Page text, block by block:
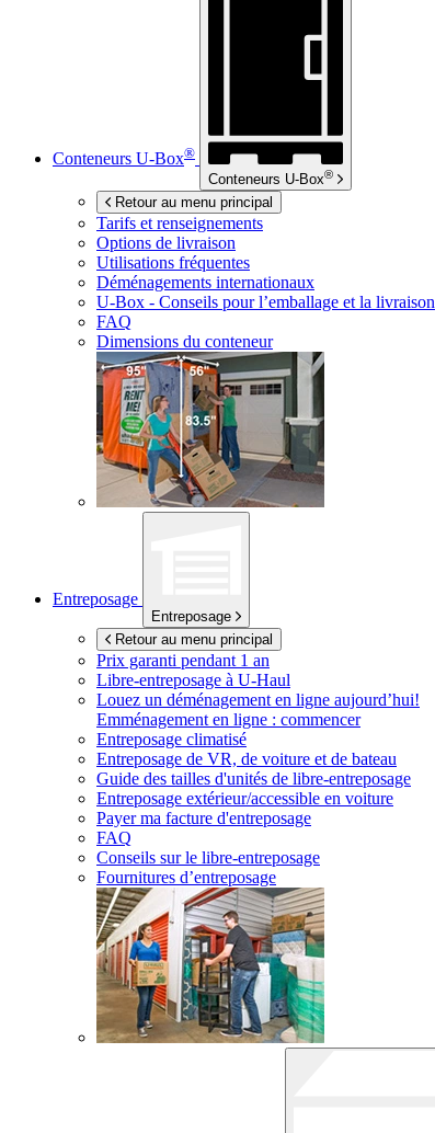
Conteneurs U-Box®
Conteneurs U-Box®
Retour au menu principal
Tarifs et renseignements
Options de livraison
Utilisations fréquentes
Déménagements internationaux
U-Box - Conseils pour l’emballage et la livraison
FAQ
Dimensions du conteneur
Entreposage
Entreposage
Retour au menu principal
Prix garanti pendant 1 an
Libre-entreposage à U-Haul
Louez un déménagement en ligne aujourd’hui!
Emménagement en ligne : commencer
Entreposage climatisé
Entreposage de VR, de voiture et de bateau
Guide des tailles d'unités de libre-entreposage
Entreposage extérieur/accessible en voiture
Payer ma facture d'entreposage
FAQ
Conseils sur le libre-entreposage
Fournitures d’entreposage